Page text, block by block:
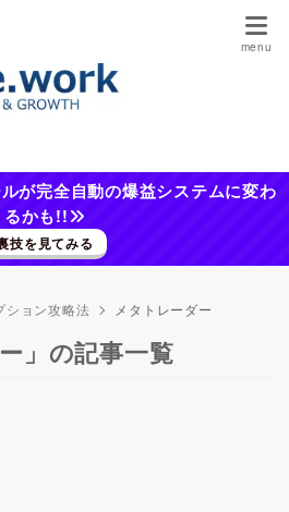
が完全自動の爆益システムに変わ
るかも!!
技を見てみる
ション攻略法 メタトレーダー
」の記事一覧